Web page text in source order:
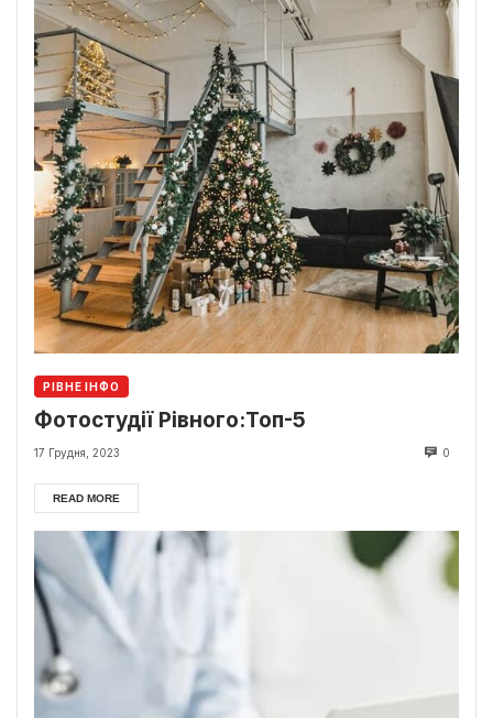
РІВНЕ ІНФО
Фотостудії Рівного:Топ-5
17 Грудня, 2023 0
READ MORE